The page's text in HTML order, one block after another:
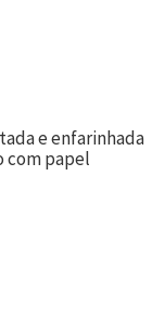
e enfarinhada
com papel